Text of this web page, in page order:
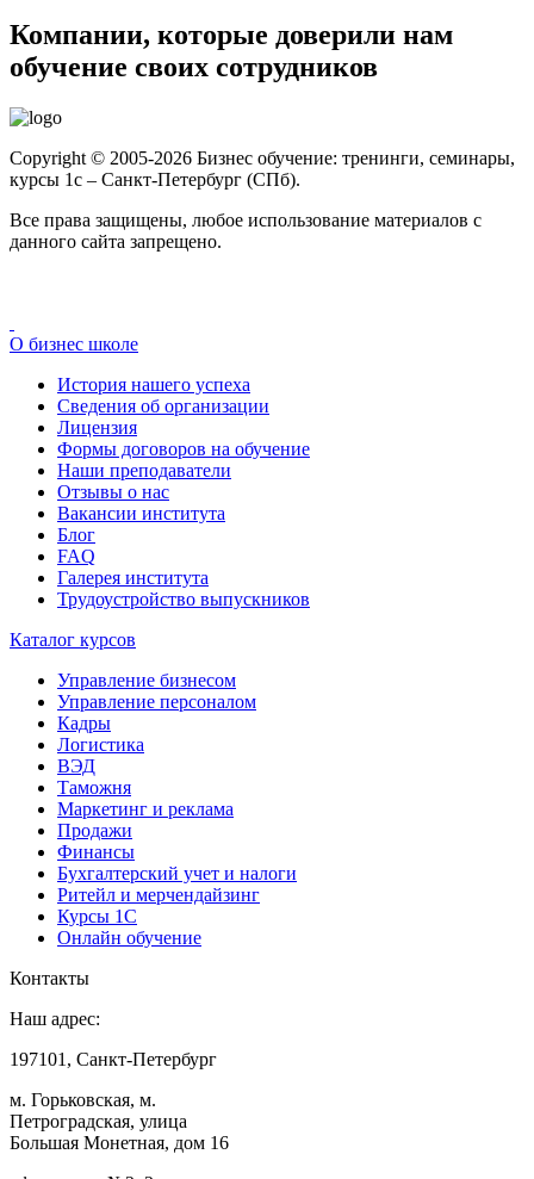
Компании, которые доверили нам
обучение своих сотрудников
Copyright © 2005-2026 Бизнес обучение: тренинги, семинары,
курсы 1с – Санкт-Петербург (СПб).
Все права защищены, любое использование материалов с
данного сайта запрещено.
О бизнес школе
История нашего успеха
Cведения об организации
Лицензия
Формы договоров на обучение
Наши преподаватели
Отзывы о нас
Вакансии института
Блог
FAQ
Галерея института
Трудоустройство выпускников
Каталог курсов
Управление бизнесом
Управление персоналом
Кадры
Логистика
ВЭД
Таможня
Маркетинг и реклама
Продажи
Финансы
Бухгалтерский учет и налоги
Ритейл и мерчендайзинг
Курсы 1С
Онлайн обучение
Контакты
Наш адрес:
197101, Санкт-Петербург
м. Горьковская, м.
Петроградская, улица
Большая Монетная, дом 16